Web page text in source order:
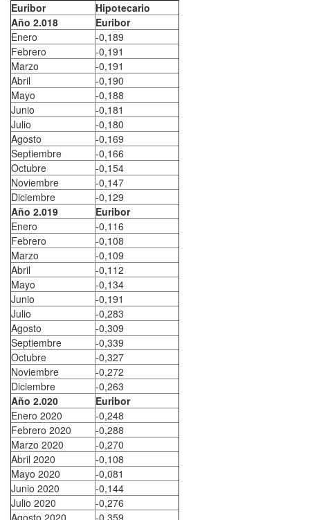
Euribor
Hipotecario
Año 2.018
Euribor
Enero
-0,189
Febrero
-0,191
Marzo
-0,191
Abril
-0,190
Mayo
-0,188
Junio
-0,181
Julio
-0,180
Agosto
-0,169
Septiembre
-0,166
Octubre
-0,154
Noviembre
-0,147
Diciembre
-0,129
Año 2.019
Euribor
Enero
-0,116
Febrero
-0,108
Marzo
-0,109
Abril
-0,112
Mayo
-0,134
Junio
-0,191
Julio
-0,283
Agosto
-0,309
Septiembre
-0,339
Octubre
-0,327
Noviembre
-0,272
Diciembre
-0,263
Año 2.020
Euribor
Enero 2020
-0,248
Febrero 2020
-0,288
Marzo 2020
-0,270
Abril 2020
-0,108
Mayo 2020
-0,081
Junio 2020
-0,144
Julio 2020
-0,276